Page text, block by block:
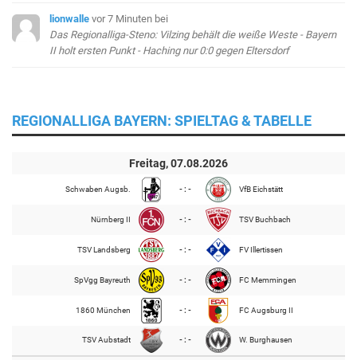
lionwalle vor 7 Minuten bei
Das Regionalliga-Steno: Vilzing behält die weiße Weste - Bayern
II holt ersten Punkt - Haching nur 0:0 gegen Eltersdorf
REGIONALLIGA BAYERN: SPIELTAG & TABELLE
Freitag, 07.08.2026
Schwaben Augsb. - : - VfB Eichstätt
Nürnberg II - : - TSV Buchbach
TSV Landsberg - : - FV Illertissen
SpVgg Bayreuth - : - FC Memmingen
1860 München - : - FC Augsburg II
TSV Aubstadt - : - W. Burghausen